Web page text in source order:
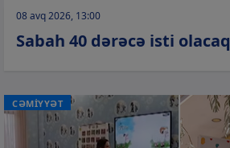
08 avq 2026, 13:00
Sabah 40 dərəcə isti olacaq
CƏMİYYƏT